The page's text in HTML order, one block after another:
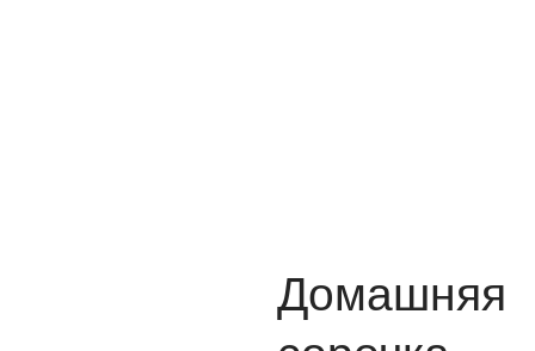
Домашняя